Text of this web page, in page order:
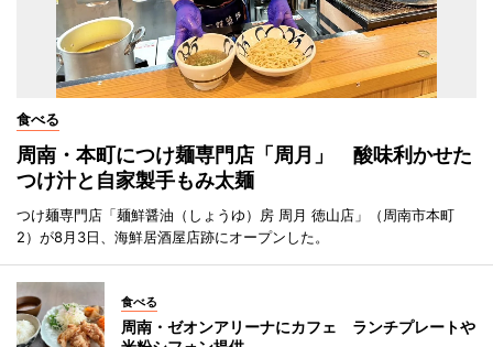
食べる
周南・本町につけ麺専門店「周月」 酸味利かせた
つけ汁と自家製手もみ太麺
つけ麺専門店「麺鮮醤油（しょうゆ）房 周月 徳山店」（周南市本町
2）が8月3日、海鮮居酒屋店跡にオープンした。
食べる
周南・ゼオンアリーナにカフェ ランチプレートや